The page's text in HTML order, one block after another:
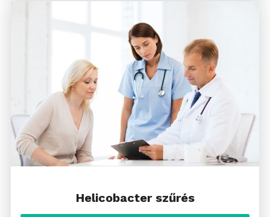
Helicobacter szűrés